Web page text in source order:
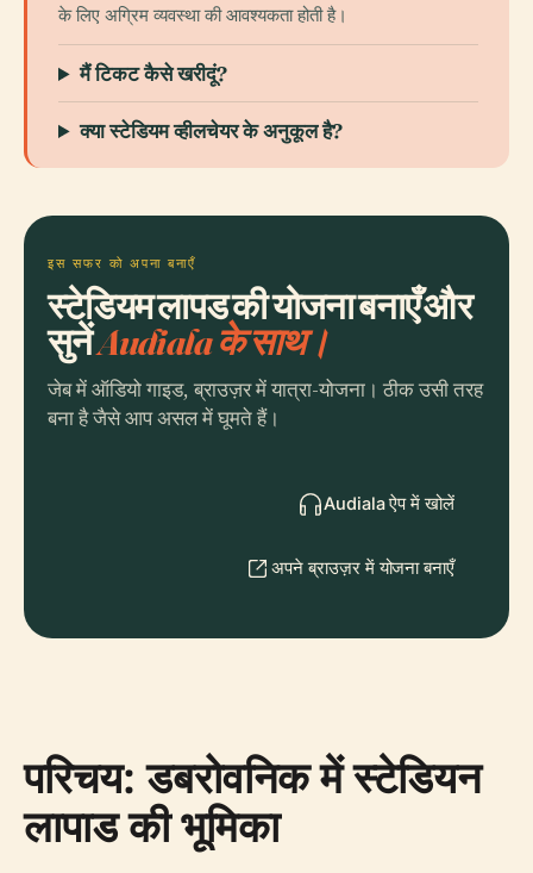
के लिए अग्रिम व्यवस्था की आवश्यकता होती है।
मैं टिकट कैसे खरीदूं?
क्या स्टेडियम व्हीलचेयर के अनुकूल है?
इस सफर को अपना बनाएँ
स्टेडियम लापड की योजना बनाएँ और
सुनेंAudiala के साथ।
जेब में ऑडियो गाइड, ब्राउज़र में यात्रा-योजना। ठीक उसी तरह
बना है जैसे आप असल में घूमते हैं।
Audiala ऐप में खोलें
अपने ब्राउज़र में योजना बनाएँ
परिचय: डबरोवनिक में स्टेडियन
लापाड की भूमिका